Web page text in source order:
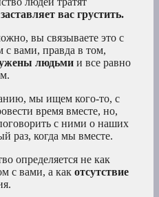
вас грустить.
вы связываете это с
с вами, правда в том,
людьми и все равно
мы ищем кого-то, с
время вместе, но,
с ними о наших
раз, когда мы вместе.
определяется не как
с вами, а как отсутствие